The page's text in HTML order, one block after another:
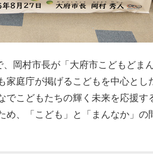
岡村市長が「大府市こどもどま
家庭庁が掲げるこどもを中心とし
でこどもたちの輝く未来を応援す
め、「こども」と「まんなか」の